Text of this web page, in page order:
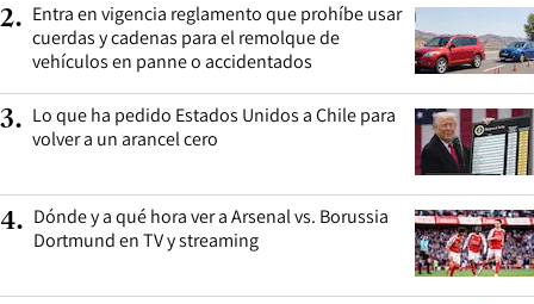
2. Entra en vigencia reglamento que prohíbe usar
cuerdas y cadenas para el remolque de
vehículos en panne o accidentados
3. Lo que ha pedido Estados Unidos a Chile para
volver a un arancel cero
4. Dónde y a qué hora ver a Arsenal vs. Borussia
Dortmund en TV y streaming